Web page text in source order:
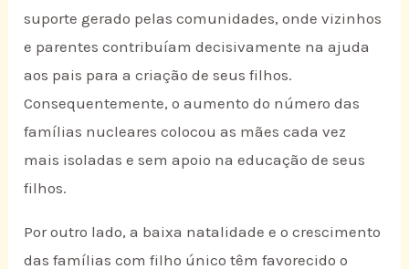
suporte gerado pelas comunidades, onde vizinhos
e parentes contribuíam decisivamente na ajuda
aos pais para a criação de seus filhos.
Consequentemente, o aumento do número das
famílias nucleares colocou as mães cada vez
mais isoladas e sem apoio na educação de seus
filhos.
Por outro lado, a baixa natalidade e o crescimento
das famílias com filho único têm favorecido o